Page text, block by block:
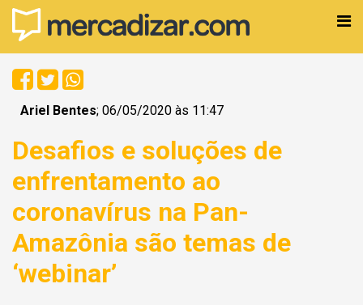
Ariel Bentes; 06/05/2020 às 11:47
Desafios e soluções de
enfrentamento ao
coronavírus na Pan-
Amazônia são temas de
‘webinar’